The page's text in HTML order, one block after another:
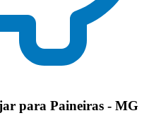
para Paineiras - MG